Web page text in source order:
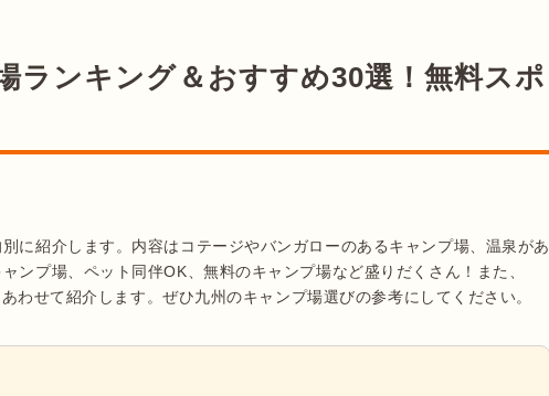
ランキング＆おすすめ30選！無料スポ
に紹介します。内容はコテージやバンガローのあるキャンプ場、温泉があ
ンプ場、ペット同伴OK、無料のキャンプ場など盛りだくさん！また、
わせて紹介します。ぜひ九州のキャンプ場選びの参考にしてください。